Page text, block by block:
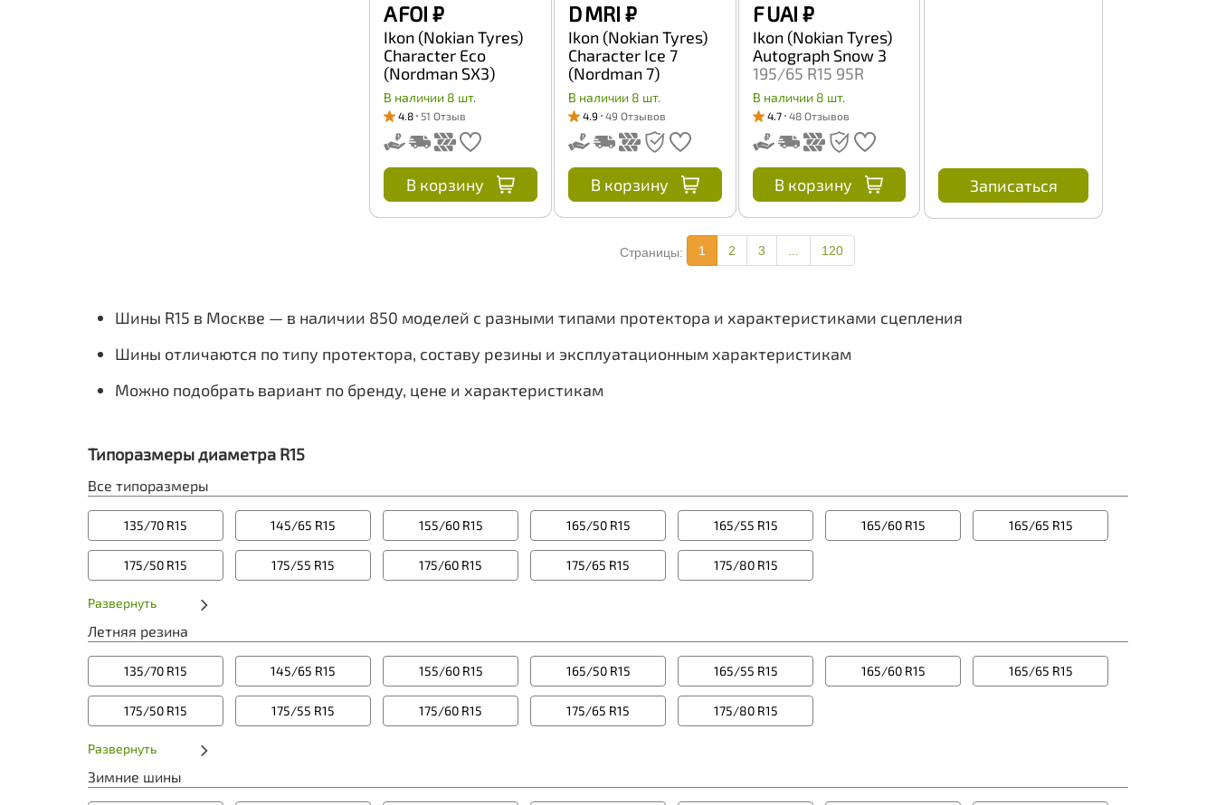
A FOI ₽
Ikon (Nokian Tyres)
Character Eco
(Nordman SX3)
195/50 R15 82H
В наличии 8 шт.
4.8 51 Отзыв
В корзину
D MRI ₽
Ikon (Nokian Tyres)
Character Ice 7
(Nordman 7)
SUV 205/70 R15
100T
В наличии 8 шт.
4.9 49 Отзывов
В корзину
F UAI ₽
Ikon (Nokian Tyres)
Autograph Snow 3
195/65 R15 95R
В наличии 8 шт.
4.7 48 Отзывов
В корзину Записаться
Страницы: 1 2 3 120
Шины R15 в Москве — в наличии 850 моделей с разными типами протектора и характеристиками сцепления
Шины отличаются по типу протектора, составу резины и эксплуатационным характеристикам
Можно подобрать вариант по бренду, цене и характеристикам
Типоразмеры диаметра R15
Все типоразмеры
135/70 R15 145/65 R15 155/60 R15 165/50 R15 165/55 R15 165/60 R15 165/65 R15
175/50 R15 175/55 R15 175/60 R15 175/65 R15 175/80 R15
Развернуть
Летняя резина
135/70 R15 145/65 R15 155/60 R15 165/50 R15 165/55 R15 165/60 R15 165/65 R15
175/50 R15 175/55 R15 175/60 R15 175/65 R15 175/80 R15
Развернуть
Зимние шины